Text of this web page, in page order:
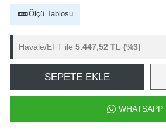
Ölçü Tablosu
Havale/EFT ile 5.447,52 TL (%3)
SEPETE EKLE
WHATSAPP